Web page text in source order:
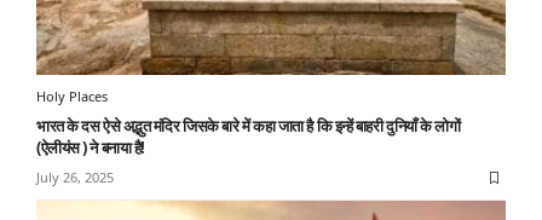
Holy Places
भारत के दस ऐसे अद्भुत मंदिर जिसके बारे में कहा जाता है कि इन्हें बाहरी दुनियाँ के लोगों
(ऐलीयंस ) ने बनाया है!
July 26, 2025